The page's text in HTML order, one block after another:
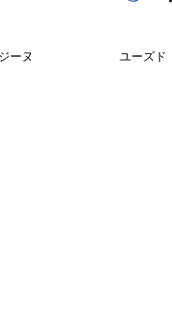
ーヌ ユーズド